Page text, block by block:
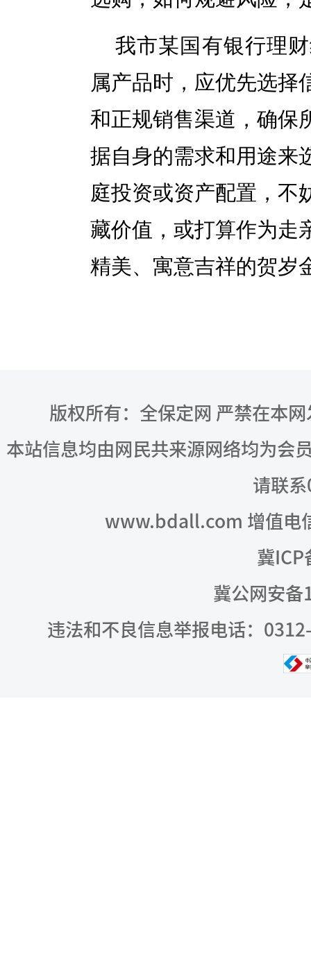
我市某国有银行理
属产品时，应优先选择
和正规销售渠道，确保
据自身的需求和用途来
庭投资或资产配置，不
藏价值，或打算作为走
精美、寓意吉祥的贺岁
版权所有：全保定网 严禁在本
本站信息均由网民共来源网络均为会
请联
www.bdall.com 增值电
冀ICP
冀公网安备
违法和不良信息举报电话：